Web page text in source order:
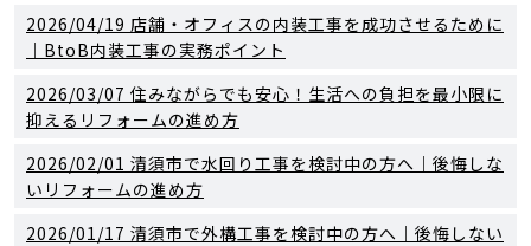
2026/04/19 店舗・オフィスの内装工事を成功させるために
｜BtoB内装工事の実務ポイント
2026/03/07 住みながらでも安心！生活への負担を最小限に
抑えるリフォームの進め方
2026/02/01 清須市で水回り工事を検討中の方へ｜後悔しな
いリフォームの進め方
2026/01/17 清須市で外構工事を検討中の方へ｜後悔しない